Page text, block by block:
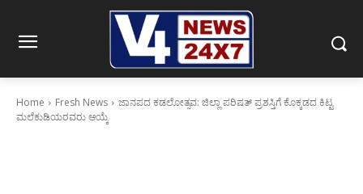
Home Fresh News
ಜಾನಪದ ಕಡಲೋತ್ಸವ: ಜಿಲ್ಲಾ ಪರಿಷತ್ ಪ್ರಶಸ್ತಿಗೆ ಕೊಕ್ಕಡದ ಕಿಟ್ಟ
ಮಲೆಕುಡಿಯರವರು ಆಯ್ಕೆ